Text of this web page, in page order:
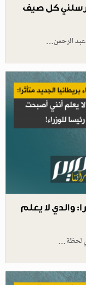
كل صيف
عبد الرحمن…
والدي لا يعلم
لحظة…